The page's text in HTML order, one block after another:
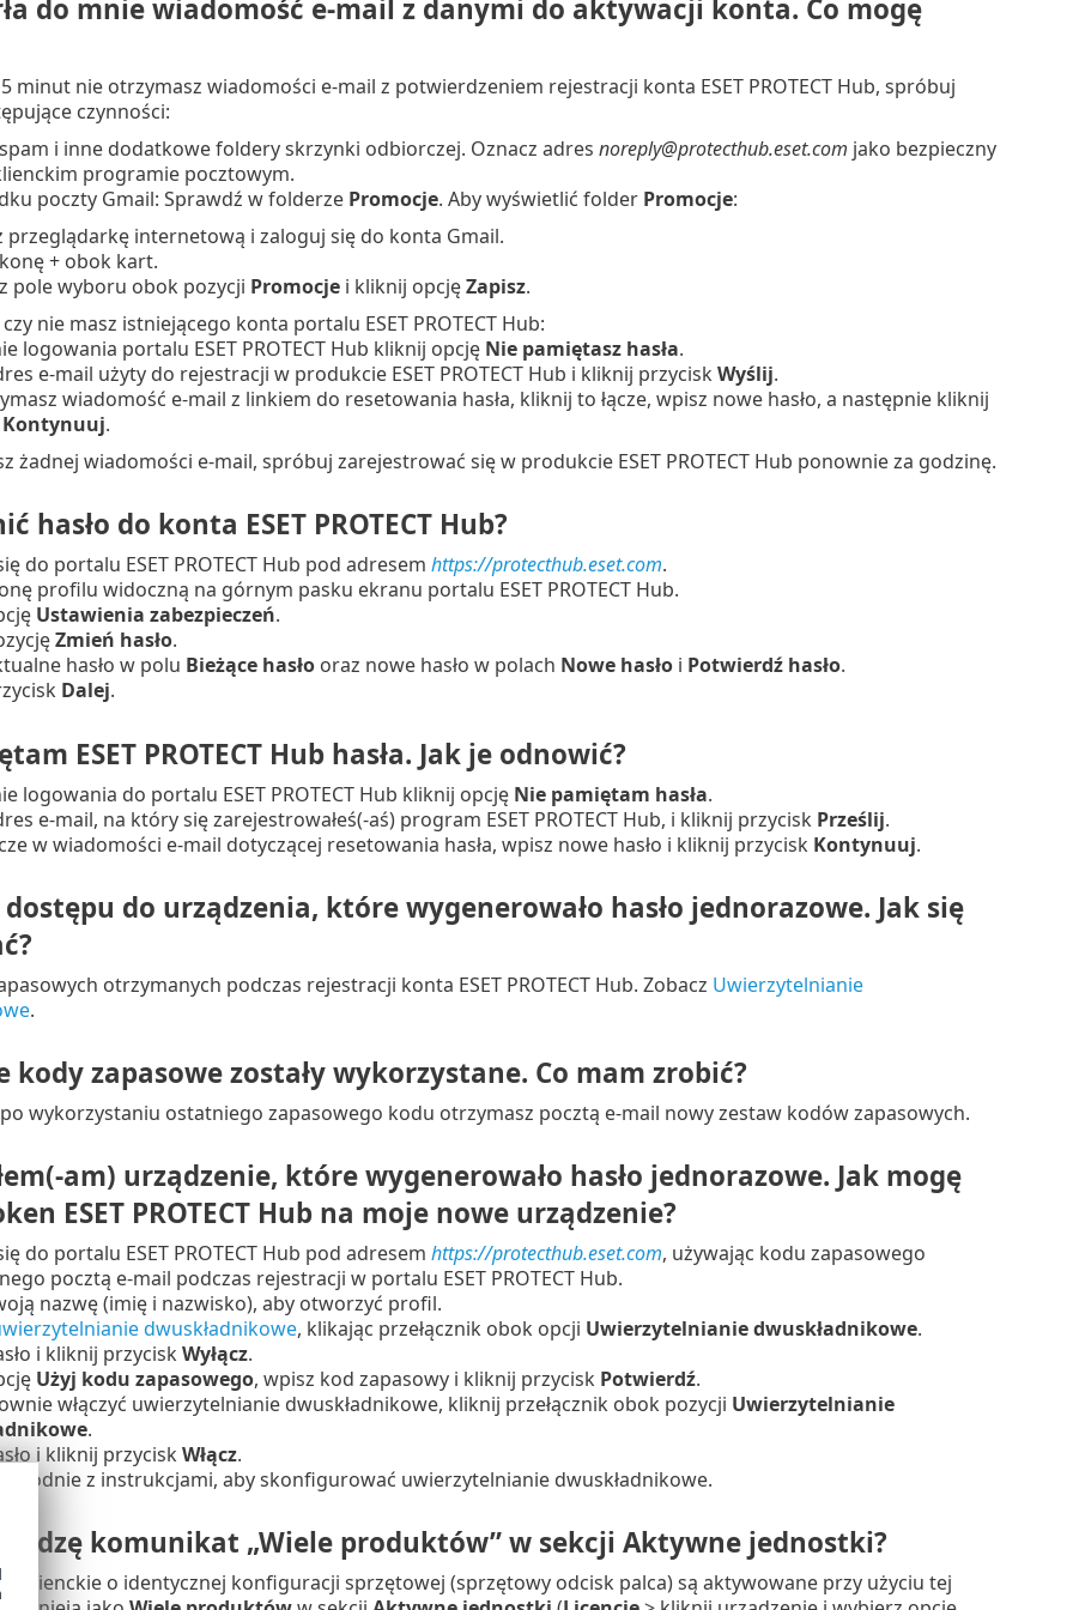
do mnie wiadomość e-mail z danymi do aktywacji konta. Co mogę
minut nie otrzymasz wiadomości e-mail z potwierdzeniem rejestracji konta ESET PROTECT Hub, spróbuj
czynności:
i inne dodatkowe foldery skrzynki odbiorczej. Oznacz adres noreply@protecthub.eset.com jako bezpieczny
programie pocztowym.
poczty Gmail: Sprawdź w folderze Promocje. Aby wyświetlić folder Promocje:
przeglądarkę internetową i zaloguj się do konta Gmail.
+ obok kart.
pole wyboru obok pozycji Promocjei kliknij opcjęZapisz.
nie masz istniejącego konta portalu ESET PROTECT Hub:
logowania portalu ESET PROTECT Hub kliknij opcję Nie pamiętasz hasła.
e-mail użyty do rejestracji w produkcie ESET PROTECT Hub i kliknij przycisk Wyślij.
wiadomość e-mail z linkiem do resetowania hasła, kliknij to łącze, wpisz nowe hasło, a następnie kliknij
Kontynuuj.
żadnej wiadomości e-mail, spróbuj zarejestrować się w produkcie ESET PROTECT Hub ponownie za godzinę.
hasło do konta ESET PROTECT Hub?
do portalu ESET PROTECT Hub pod adresem https://protecthub.eset.com.
profilu widoczną na górnym pasku ekranu portalu ESET PROTECT Hub.
Ustawienia zabezpieczeń.
Zmień hasło.
hasło w polu Bieżące hasłooraz nowe hasło w polach Nowe hasłoi Potwierdź hasło.
Dalej.
ESET PROTECT Hub hasła. Jak je odnowić?
logowania do portalu ESET PROTECT Hub kliknij opcję Nie pamiętam hasła.
e-mail, na który się zarejestrowałeś(-aś) program ESET PROTECT Hub, i kliknij przycisk Prześlij.
w wiadomości e-mail dotyczącej resetowania hasła, wpisz nowe hasło i kliknij przycisk Kontynuuj.
do urządzenia, które wygenerowało hasło jednorazowe. Jak się
otrzymanych podczas rejestracji konta ESET PROTECT Hub. Zobacz Uwierzytelnianie
.
kody zapasowe zostały wykorzystane. Co mam zrobić?
po wykorzystaniu ostatniego zapasowego kodu otrzymasz pocztą e-mail nowy zestaw kodów zapasowych.
am) urządzenie, które wygenerowało hasło jednorazowe. Jak mogę
ESET PROTECT Hub na moje nowe urządzenie?
do portalu ESET PROTECT Hub pod adresem https://protecthub.eset.com, używając kodu zapasowego
pocztą e-mail podczas rejestracji w portalu ESET PROTECT Hub.
nazwę (imię i nazwisko), aby otworzyć profil.
dwuskładnikowe, klikając przełącznik obok opcji Uwierzytelnianie dwuskładnikowe.
i kliknij przycisk Wyłącz.
Użyj kodu zapasowego, wpisz kod zapasowy i kliknij przycisk Potwierdź.
włączyć uwierzytelnianie dwuskładnikowe, kliknij przełącznik obok pozycji Uwierzytelnianie
.
i kliknij przycisk Włącz.
zgodnie z instrukcjami, aby skonfigurować uwierzytelnianie dwuskładnikowe.
widzę komunikat „Wiele produktów” w sekcji Aktywne jednostki?
klienckie o identycznej konfiguracji sprzętowej (sprzętowy odcisk palca) są aktywowane przy użyciu tej